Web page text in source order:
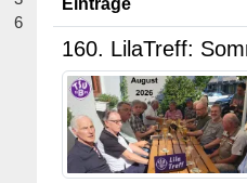
6
Einträge
160. LilaTreff: